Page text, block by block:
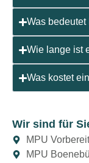
Was
Wie lange ist
Was kostet
Wir sind für
MPU
MPU